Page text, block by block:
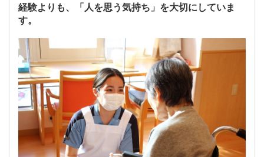
経験よりも、「人を思う気持ち」を大切にしていま
す。